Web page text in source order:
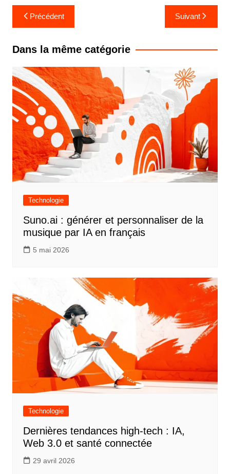
Navigation
de
l’article
Précédent Suivant
Dans la même catégorie
Technologie
Suno.ai : générer et personnaliser de la
musique par IA en français
5 mai 2026
Technologie
Dernières tendances high-tech : IA,
Web 3.0 et santé connectée
29 avril 2026